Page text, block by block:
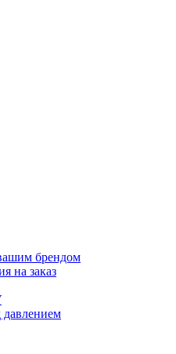
брендом
на заказ
давлением